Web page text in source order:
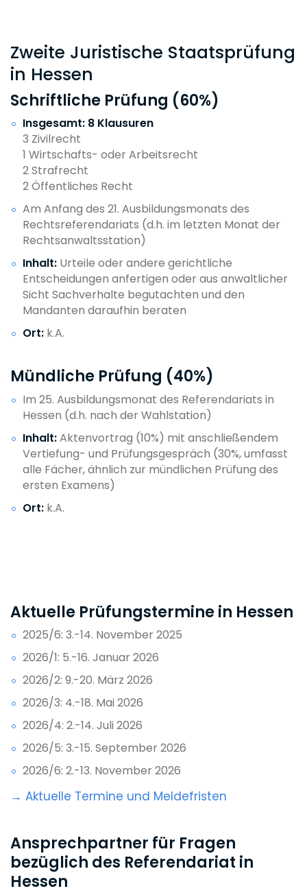
Zweite Juristische Staatsprüfung
in Hessen
Schriftliche Prüfung (60%)
Insgesamt: 8 Klausuren
3 Zivilrecht
1 Wirtschafts- oder Arbeitsrecht
2 Strafrecht
2 Öffentliches Recht
Am Anfang des 21. Ausbildungsmonats des
Rechtsreferendariats (d.h. im letzten Monat der
Rechtsanwaltsstation)
Inhalt: Urteile oder andere gerichtliche
Entscheidungen anfertigen oder aus anwaltlicher
Sicht Sachverhalte begutachten und den
Mandanten daraufhin beraten
Ort: k.A.
Mündliche Prüfung (40%)
Im 25. Ausbildungsmonat des Referendariats in
Hessen (d.h. nach der Wahlstation)
Inhalt:Aktenvortrag (10%) mit anschließendem
Vertiefung- und Prüfungsgespräch (30%, umfasst
alle Fächer, ähnlich zur mündlichen Prüfung des
ersten Examens)
Ort: k.A.
Aktuelle Prüfungstermine in Hessen
2025/6: 3.-14. November 2025
2026/1: 5.-16. Januar 2026
2026/2: 9.-20. März 2026
2026/3: 4.-18. Mai 2026
2026/4: 2.-14. Juli 2026
2026/5: 3.-15. September 2026
2026/6: 2.-13. November 2026
→ Aktuelle Termine und Meldefristen
Ansprechpartner für Fragen
bezüglich des Referendariat in
Hessen